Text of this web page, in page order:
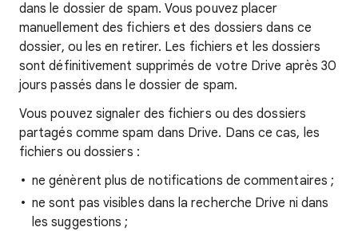
dans le dossier de spam. Vous pouvez placer
manuellement des fichiers et des dossiers dans ce
dossier, ou les en retirer. Les fichiers et les dossiers
sont définitivement supprimés de votre Drive après 30
jours passés dans le dossier de spam.
Vous pouvez signaler des fichiers ou des dossiers
partagés comme spam dans Drive. Dans ce cas, les
fichiers ou dossiers :
ne génèrent plus de notifications de commentaires ;
ne sont pas visibles dans la recherche Drive ni dans
les suggestions ;